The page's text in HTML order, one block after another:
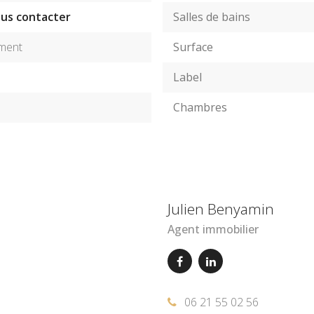
contacter
Salles de bains
Surface
Label
Chambres
Julien Benyamin
Agent immobilier
06 21 55 02 56